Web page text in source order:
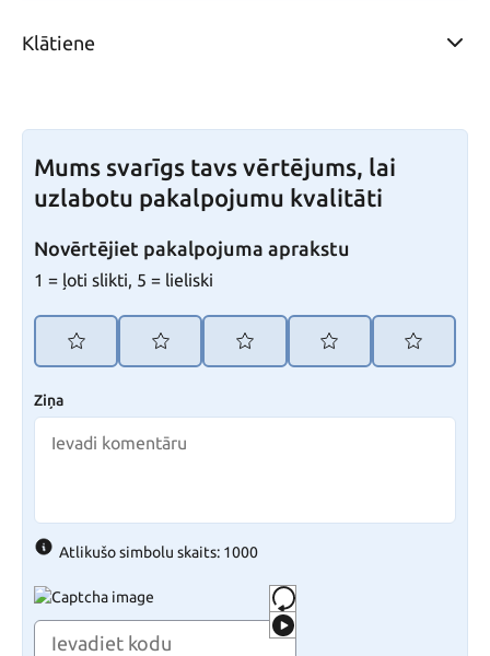
Klātiene
Mums svarīgs tavs vērtējums, lai
uzlabotu pakalpojumu kvalitāti
Novērtējiet pakalpojuma aprakstu
1 = ļoti slikti, 5 = lieliski
Ziņa
Atlikušo simbolu skaits: 1000